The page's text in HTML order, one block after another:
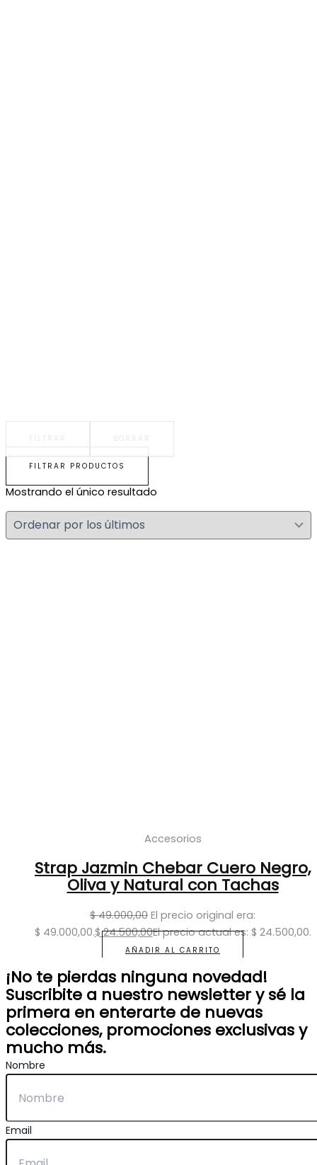
FILTRAR PRODUCTOS
Mostrando el único resultado
Accesorios
Strap Jazmin Chebar Cuero Negro,
Oliva y Natural con Tachas
$49.000,00 El precio original era:
$ 49.000,00.$24.500,00El precio actual es: $ 24.500,00.
AÑADIR AL CARRITO
¡No te pierdas ninguna novedad!
Suscribite a nuestro newsletter y sé la
primera en enterarte de nuevas
colecciones, promociones exclusivas y
mucho más.
Nombre
Email